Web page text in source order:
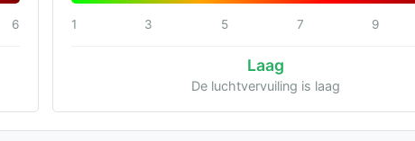
6 1 3 5 7 9
Laag
De luchtvervuiling is laag